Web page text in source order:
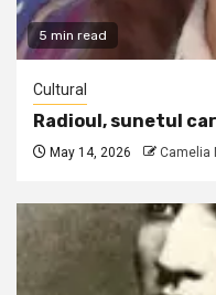
5 min read
Cultural
Radioul, sunetul
May 14, 2026 Camelia